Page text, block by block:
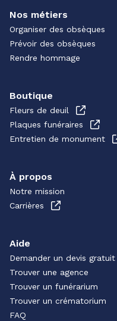
Nos métiers
Organiser des obsèques
Prévoir des obsèques
Rendre hommage
Boutique
Fleurs de deuil
Plaques funéraires
Entretien de monument
À propos
Notre mission
Carrières
Aide
Demander un devis gratuit
Trouver une agence
Trouver un funérarium
Trouver un crématorium
FAQ